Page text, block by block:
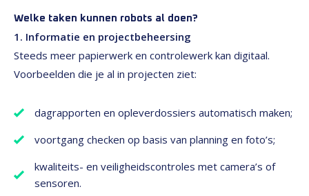
Welke taken kunnen robots al doen?
1. Informatie en projectbeheersing
Steeds meer papierwerk en controlewerk kan digitaal.
Voorbeelden die je al in projecten ziet:
dagrapporten en opleverdossiers automatisch maken;
voortgang checken op basis van planning en foto’s;
kwaliteits- en veiligheidscontroles met camera’s of
sensoren.